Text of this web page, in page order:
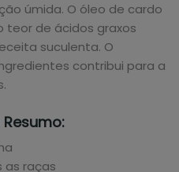
úmida. O óleo de cardo
teor de ácidos graxos
suculenta. O
contribui para a
as raças